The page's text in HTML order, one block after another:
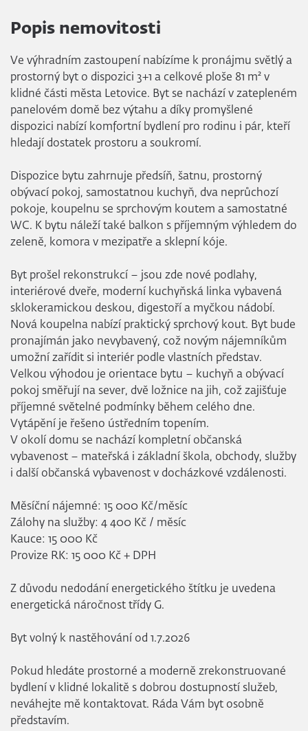
Popis nemovitosti
Ve výhradním zastoupení nabízíme k pronájmu světlý a
prostorný byt o dispozici 3+1 a celkové ploše 81 m² v
klidné části města Letovice. Byt se nachází v zatepleném
panelovém domě bez výtahu a díky promyšlené
dispozici nabízí komfortní bydlení pro rodinu i pár, kteří
hledají dostatek prostoru a soukromí.
Dispozice bytu zahrnuje předsíň, šatnu, prostorný
obývací pokoj, samostatnou kuchyň, dva neprůchozí
pokoje, koupelnu se sprchovým koutem a samostatné
WC. K bytu náleží také balkon s příjemným výhledem do
zeleně, komora v mezipatře a sklepní kóje.
Byt prošel rekonstrukcí – jsou zde nové podlahy,
interiérové dveře, moderní kuchyňská linka vybavená
sklokeramickou deskou, digestoří a myčkou nádobí.
Nová koupelna nabízí praktický sprchový kout. Byt bude
pronajímán jako nevybavený, což novým nájemníkům
umožní zařídit si interiér podle vlastních představ.
Velkou výhodou je orientace bytu – kuchyň a obývací
pokoj směřují na sever, dvě ložnice na jih, což zajišťuje
příjemné světelné podmínky během celého dne.
Vytápění je řešeno ústředním topením.
V okolí domu se nachází kompletní občanská
vybavenost – mateřská i základní škola, obchody, služby
i další občanská vybavenost v docházkové vzdálenosti.
Měsíční nájemné: 15 000 Kč/měsíc
Zálohy na služby: 4 400 Kč / měsíc
Kauce: 15 000 Kč
Provize RK: 15 000 Kč + DPH
Z důvodu nedodání energetického štítku je uvedena
energetická náročnost třídy G.
Byt volný k nastěhování od 1.7.2026
Pokud hledáte prostorné a moderně zrekonstruované
bydlení v klidné lokalitě s dobrou dostupností služeb,
neváhejte mě kontaktovat. Ráda Vám byt osobně
představím.